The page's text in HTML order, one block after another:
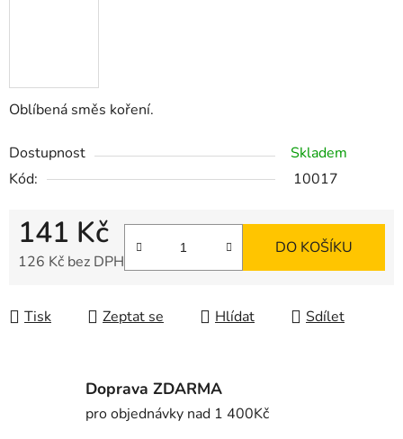
Oblíbená směs koření.
Dostupnost
Skladem
Kód:
10017
141 Kč
126 Kč bez DPH
DO KOŠÍKU
Tisk Zeptat se Hlídat Sdílet
Doprava ZDARMA
pro objednávky nad 1 400Kč